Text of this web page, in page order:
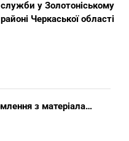
служби у Золотоніському
районі Черкаської області
Заява про ознайомлення з матеріалами виконавчого провадження (зразок, шаблон 2025 року)